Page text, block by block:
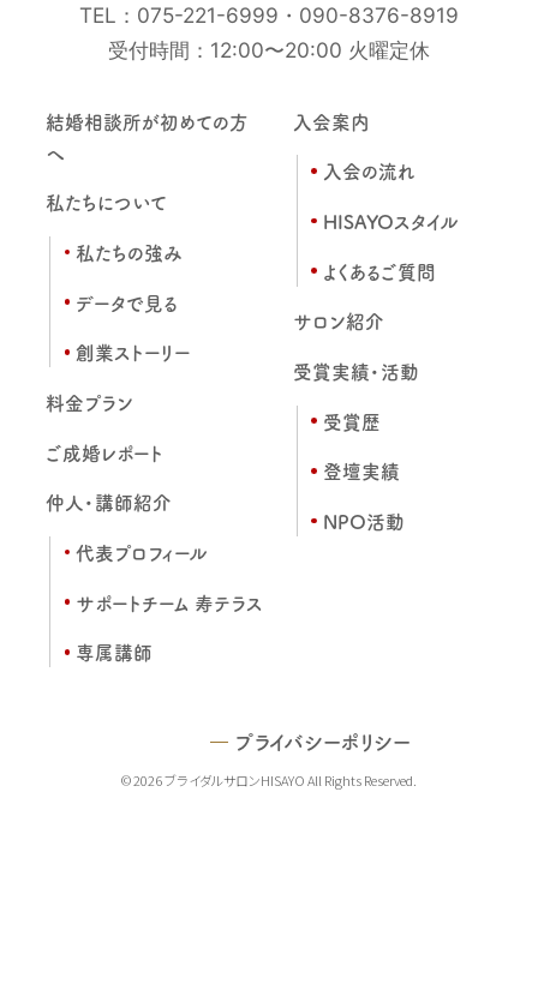
TEL： 075-221-6999 ・ 090-8376-8919
受付時間：12:00〜20:00 火曜定休
結婚相談所が初めての方
へ
私たちについて
私たちの強み
データで見る
創業ストーリー
料金プラン
ご成婚レポート
仲人・講師紹介
代表プロフィール
サポートチーム 寿テラス
専属講師
入会案内
入会の流れ
HISAYOスタイル
よくあるご質問
サロン紹介
受賞実績・活動
受賞歴
登壇実績
NPO活動
プライバシーポリシー
© 2026 ブライダルサロンHISAYO All Rights Reserved.